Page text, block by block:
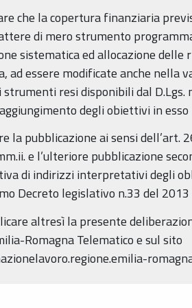
che la copertura finanziaria
di mero strumento
sistematica ed allocazione
ad essere modificate anche nella
strumenti resi disponibili dal D.Lgs.
degli obiettivi in
la pubblicazione ai sensi dell’art.
e l’ulteriore pubblicazione
di indirizzi interpretativi degli
Decreto legislativo n.33 del 2013
altresì la presente
Romagna Telematico e sul sito